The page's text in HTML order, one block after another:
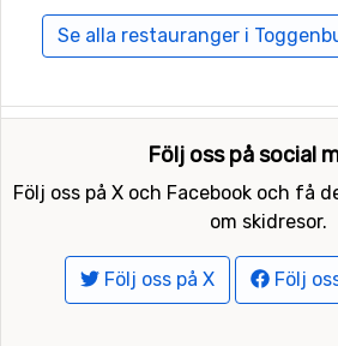
Se alla restauranger i
Följ oss på social
Följ oss på X och Facebook och få
om skidresor.
Följ oss på X Följ